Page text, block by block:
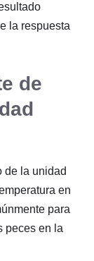
la respuesta
de
de la unidad
en
para
peces en la